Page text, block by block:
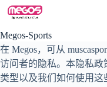
Skip
Megos-Sports
在 Megos，可从
访问者的隐私。本隐私政
类型以及我们如何使用这